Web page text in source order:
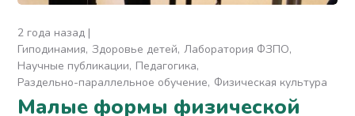
2 года назад
Гиподинамия Здоровье детей Лаборатория ФЗПО
Научные публикации Педагогика
Раздельно-параллельное обучение Физическая культура
Малые формы физической